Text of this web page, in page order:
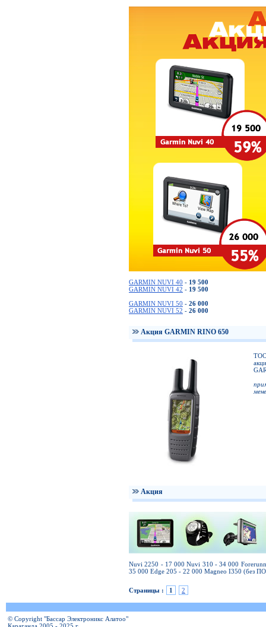
GARMIN NUVI 40 - 19 500
GARMIN NUVI 42 - 19 500
GARMIN NUVI 50 - 26 000
GARMIN NUVI 52 - 26 000
Акция GARMIN RINO 650
ТОО
Акция
Nuvi 2250 - 17 000 Nuvi 310 - 34 000
35 000 Edge 205 - 22 000 Magneo I350 (без
Страницы : 1 2
© Copyright "Бассар Электроникс Алатоо"